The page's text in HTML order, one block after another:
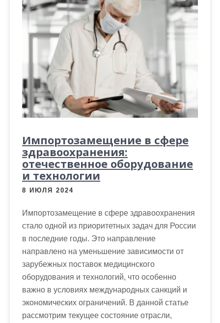
Импортозамещение в сфере
здравоохранения:
отечественное оборудование
и технологии
8 ИЮЛЯ 2024
Импортозамещение в сфере здравоохранения
стало одной из приоритетных задач для России
в последние годы. Это направление
направлено на уменьшение зависимости от
зарубежных поставок медицинского
оборудования и технологий, что особенно
важно в условиях международных санкций и
экономических ограничений. В данной статье
рассмотрим текущее состояние отрасли,